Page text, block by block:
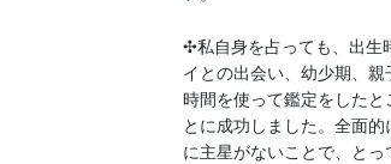
✣私自身を占っても、出生
イとの出会い、幼少期、
時間を使って鑑定をした
とに成功しました。全面
に主星がないことで、と